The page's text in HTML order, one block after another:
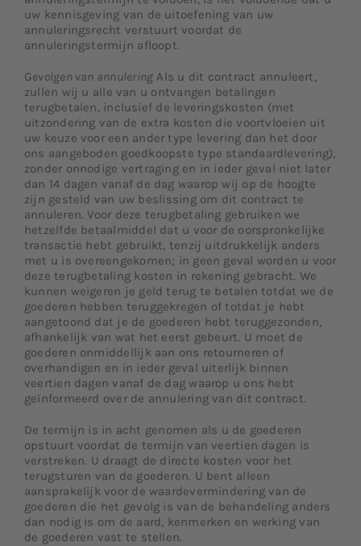
uw kennisgeving van de uitoefening van uw
annuleringsrecht verstuurt voordat de
annuleringstermijn afloopt.
Gevolgen van annulering Als u dit contract annuleert,
zullen wij u alle van u ontvangen betalingen
terugbetalen, inclusief de leveringskosten (met
uitzondering van de extra kosten die voortvloeien uit
uw keuze voor een ander type levering dan het door
ons aangeboden goedkoopste type standaardlevering),
zonder onnodige vertraging en in ieder geval niet later
dan 14 dagen vanaf de dag waarop wij op de hoogte
zijn gesteld van uw beslissing om dit contract te
annuleren. Voor deze terugbetaling gebruiken we
hetzelfde betaalmiddel dat u voor de oorspronkelijke
transactie hebt gebruikt, tenzij uitdrukkelijk anders
met u is overeengekomen; in geen geval worden u voor
deze terugbetaling kosten in rekening gebracht. We
kunnen weigeren je geld terug te betalen totdat we de
goederen hebben teruggekregen of totdat je hebt
aangetoond dat je de goederen hebt teruggezonden,
afhankelijk van wat het eerst gebeurt. U moet de
goederen onmiddellijk aan ons retourneren of
overhandigen en in ieder geval uiterlijk binnen
veertien dagen vanaf de dag waarop u ons hebt
geïnformeerd over de annulering van dit contract.
De termijn is in acht genomen als u de goederen
opstuurt voordat de termijn van veertien dagen is
verstreken. U draagt de directe kosten voor het
terugsturen van de goederen. U bent alleen
aansprakelijk voor de waardevermindering van de
goederen die het gevolg is van de behandeling anders
dan nodig is om de aard, kenmerken en werking van
de goederen vast te stellen.